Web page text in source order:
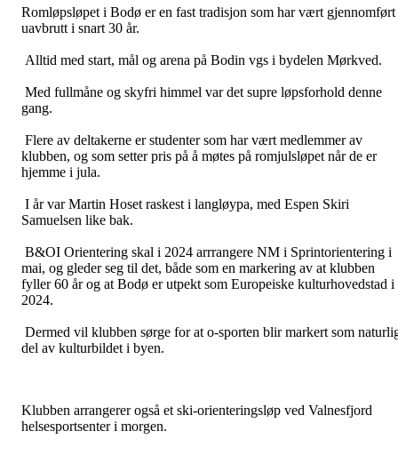
Romløpsløpet i Bodø er en fast tradisjon som har vært gjennomført
uavbrutt i snart 30 år.
Alltid med start, mål og arena på Bodin vgs i bydelen Mørkved.
Med fullmåne og skyfri himmel var det supre løpsforhold denne
gang.
Flere av deltakerne er studenter som har vært medlemmer av
klubben, og som setter pris på å møtes på romjulsløpet når de er
hjemme i jula.
I år var Martin Hoset raskest i langløypa, med Espen Skiri
Samuelsen like bak.
B&OI Orientering skal i 2024 arrrangere NM i Sprintorientering i
mai, og gleder seg til det, både som en markering av at klubben
fyller 60 år og at Bodø er utpekt som Europeiske kulturhovedstad i
2024.
Dermed vil klubben sørge for at o-sporten blir markert som
del av kulturbildet i byen.
Klubben arrangerer også et ski-orienteringsløp ved Valnesfjord
helsesportsenter i morgen.